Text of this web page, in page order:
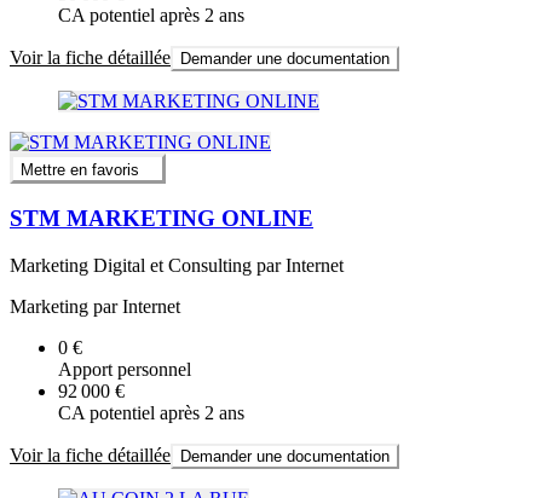
CA potentiel après 2 ans
Voir la fiche détaillée Demander une documentation
Mettre en favoris
STM MARKETING ONLINE
Marketing Digital et Consulting par Internet
Marketing par Internet
0 €
Apport personnel
92 000 €
CA potentiel après 2 ans
Voir la fiche détaillée Demander une documentation